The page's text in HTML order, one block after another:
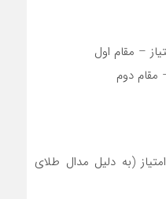
آذربایجان‌غربی (الف) با ۴۲ امتیاز (به دلیل مدال طلای